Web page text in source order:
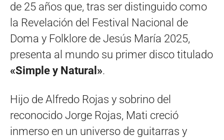
de 25 años que, tras ser distinguido como
la Revelación del Festival Nacional de
Doma y Folklore de Jesús María 2025,
presenta al mundo su primer disco titulado
«Simple y Natural».
Hijo de Alfredo Rojas y sobrino del
reconocido Jorge Rojas, Mati creció
inmerso en un universo de guitarras y